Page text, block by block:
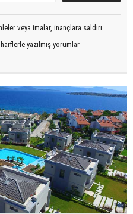
veya imalar, inançlara saldırı
yazılmış yorumlar